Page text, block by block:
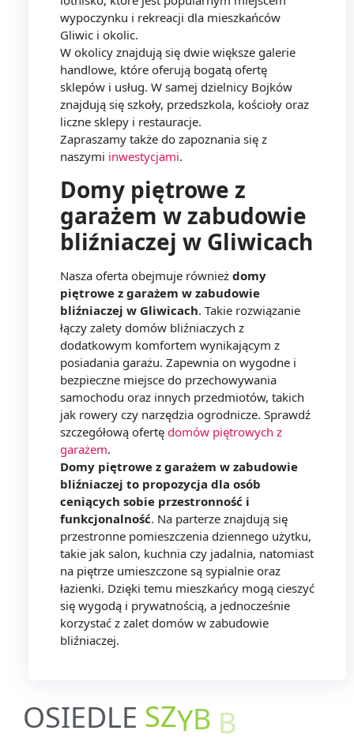
wypoczynku i rekreacji dla mieszkańców
Gliwic i okolic.
W okolicy znajdują się dwie większe galerie
handlowe, które oferują bogatą ofertę
sklepów i usług. W samej dzielnicy Bojków
znajdują się szkoły, przedszkola, kościoły oraz
liczne sklepy i restauracje.
Zapraszamy także do zapoznania się z
naszymi inwestycjami.
Domy piętrowe z
garażem w zabudowie
bliźniaczej w Gliwicach
Nasza oferta obejmuje również domy
piętrowe z garażem w zabudowie
bliźniaczej w Gliwicach. Takie rozwiązanie
łączy zalety domów bliźniaczych z
dodatkowym komfortem wynikającym z
posiadania garażu. Zapewnia on wygodne i
bezpieczne miejsce do przechowywania
samochodu oraz innych przedmiotów, takich
jak rowery czy narzędzia ogrodnicze. Sprawdź
szczegółową ofertę domów piętrowych z
garażem.
Domy piętrowe z garażem w zabudowie
bliźniaczej to propozycja dla osób
ceniących sobie przestronność i
funkcjonalność. Na parterze znajdują się
przestronne pomieszczenia dziennego użytku,
takie jak salon, kuchnia czy jadalnia, natomiast
na piętrze umieszczone są sypialnie oraz
łazienki. Dzięki temu mieszkańcy mogą cieszyć
się wygodą i prywatnością, a jednocześnie
korzystać z zalet domów w zabudowie
bliźniaczej.
OSIEDLE SZYB B